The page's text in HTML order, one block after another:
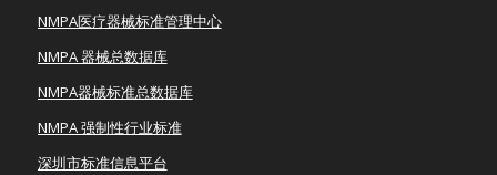
NMPA医疗器械标准管理中心
NMPA 器械总数据库
NMPA器械标准总数据库
NMPA 强制性行业标准
深圳市标准信息平台